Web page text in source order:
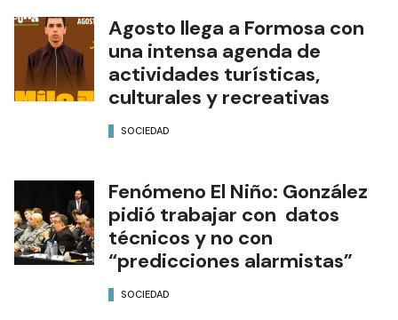
Agosto llega a Formosa con
una intensa agenda de
actividades turísticas,
culturales y recreativas
SOCIEDAD
Fenómeno El Niño: González
pidió trabajar con datos
técnicos y no con
“predicciones alarmistas”
SOCIEDAD